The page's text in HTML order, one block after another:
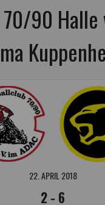
70/90 Halle
22. APRIL 2018
2- 6